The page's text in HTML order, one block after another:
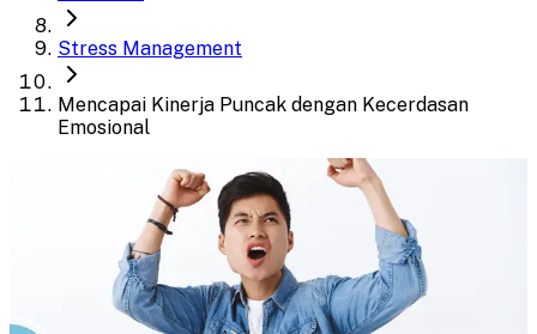
Stress Management
Mencapai Kinerja Puncak dengan Kecerdasan
Emosional